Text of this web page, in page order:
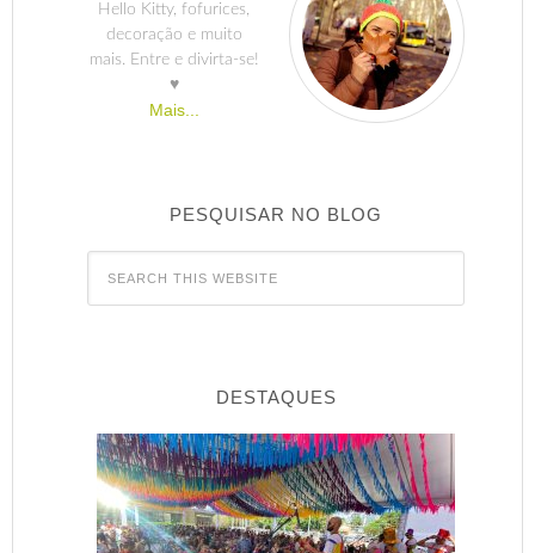
Hello Kitty, fofurices,
decoração e muito
mais. Entre e divirta-se!
♥
Mais...
PESQUISAR NO BLOG
DESTAQUES